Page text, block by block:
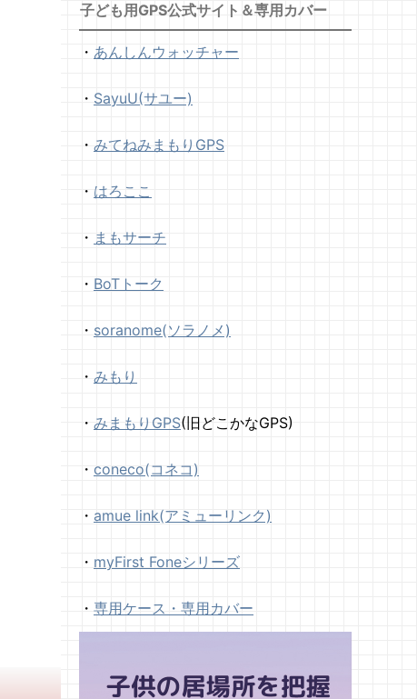
子ども用GPS公式サイト＆専用カバー
・ あんしんウォッチャー
・ SayuU(サユー)
・ みてねみまもりGPS
・ はろここ
・ まもサーチ
・ BoTトーク
・ soranome(ソラノメ)
・ みもり
・ みまもりGPS(旧どこかなGPS)
・ coneco(コネコ)
・ amue link(アミューリンク)
・ myFirst Foneシリーズ
・ 専用ケース・専用カバー